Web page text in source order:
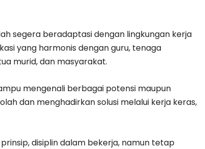
segera beradaptasi dengan lingkungan kerja
yang harmonis dengan guru, tenaga
murid, dan masyarakat.
mengenali berbagai potensi maupun
dan menghadirkan solusi melalui kerja keras,
disiplin dalam bekerja, namun tetap